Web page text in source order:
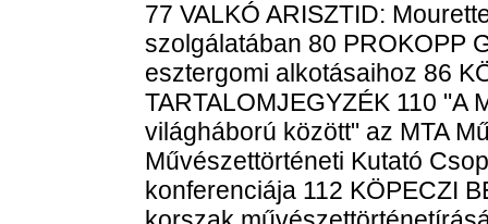
77 VALKÓ ARISZTID:
szolgálatában 80 PROKOPP
esztergomi alkotásaihoz 86
TARTALOMJEGYZÉK 110 "A
világháború között" az MTA
Művészettörténeti Kutató
konferenciája 112 KÖPECZI